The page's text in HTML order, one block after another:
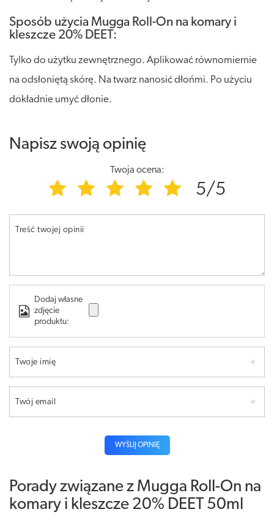
Sposób użycia Mugga Roll-On na komary i
kleszcze 20% DEET:
Tylko do użytku zewnętrznego. Aplikować równomiernie
na odsłoniętą skórę. Na twarz nanosić dłońmi. Po użyciu
dokładnie umyć dłonie.
Napisz swoją opinię
Twoja ocena:
5/5
Treść twojej opinii
Dodaj własne
zdjęcie
produktu:
Twoje imię
Twój email
WYŚLIJ OPINIĘ
Porady związane z Mugga Roll-On na
komary i kleszcze 20% DEET 50ml